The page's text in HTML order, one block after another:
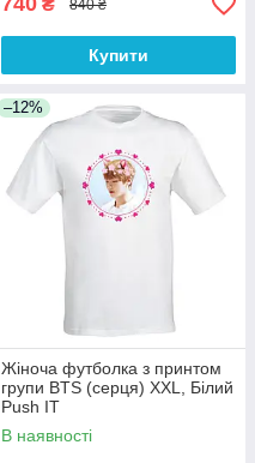
₴ 840 ₴
Купити
–12%
Жіноча футболка з принтом
групи BTS (серця) XXL, Білий
Push IT
В наявності